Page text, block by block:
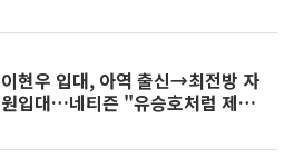
픽 경기 일정 등
이현우 입대, 아역 출신→최전방 자
원입대…네티즌 "유승호처럼 제대